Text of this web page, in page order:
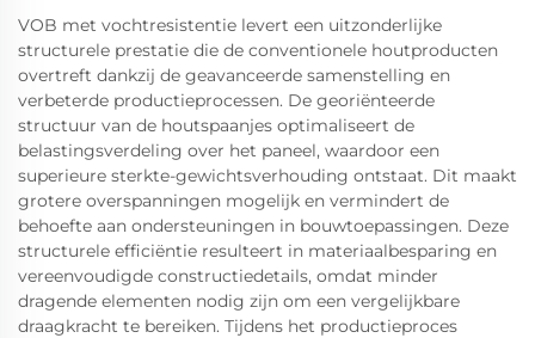
VOB met vochtresistentie levert een uitzonderlijke
structurele prestatie die de conventionele houtproducten
overtreft dankzij de geavanceerde samenstelling en
verbeterde productieprocessen. De georiënteerde
structuur van de houtspaanjes optimaliseert de
belastingsverdeling over het paneel, waardoor een
superieure sterkte-gewichtsverhouding ontstaat. Dit maakt
grotere overspanningen mogelijk en vermindert de
behoefte aan ondersteuningen in bouwtoepassingen. Deze
structurele efficiëntie resulteert in materiaalbesparing en
vereenvoudigde constructiedetails, omdat minder
dragende elementen nodig zijn om een vergelijkbare
draagkracht te bereiken. Tijdens het productieproces